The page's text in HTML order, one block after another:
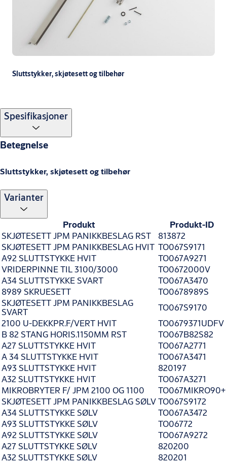
Sluttstykker, skjøtesett og tilbehør
Spesifikasjoner
Betegnelse
Sluttstykker, skjøtesett og tilbehør
Varianter
Produkt
Produkt-ID
SKJØTESETT JPM PANIKKBESLAG RST
813872
SKJØTESETT JPM PANIKKBESLAG HVIT TO067S9171
A92 SLUTTSTYKKE HVIT
TO067A9271
VRIDERPINNE TIL 3100/3000
TO0672000V
A34 SLUTTSTYKKE SVART
TO067A3470
8989 SKRUESETT
TO0678989S
SKJØTESETT JPM PANIKKBESLAG
SVART
TO067S9170
2100 U-DEKKPR.F/VERT HVIT
TO0679371UDFV
B 82 STANG HORIS.1150MM RST
TO067B82S82
A27 SLUTTSTYKKE HVIT
TO067A2771
A 34 SLUTTSTYKKE HVIT
TO067A3471
A93 SLUTTSTYKKE HVIT
820197
A32 SLUTTSTYKKE HVIT
TO067A3271
MIKROBRYTER F/ JPM 2100 OG 1100
TO067MIKRO90+
SKJØTESETT JPM PANIKKBESLAG SØLVTO067S9172
A34 SLUTTSTYKKE SØLV
TO067A3472
A93 SLUTTSTYKKE SØLV
TO06772
A92 SLUTTSTYKKE SØLV
TO067A9272
A27 SLUTTSTYKKE SØLV
820200
A32 SLUTTSTYKKE SØLV
820201